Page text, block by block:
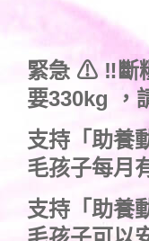
緊急 ⚠ ‼斷
要330kg ，
支持 「助養
毛孩子每月
支持 「助養